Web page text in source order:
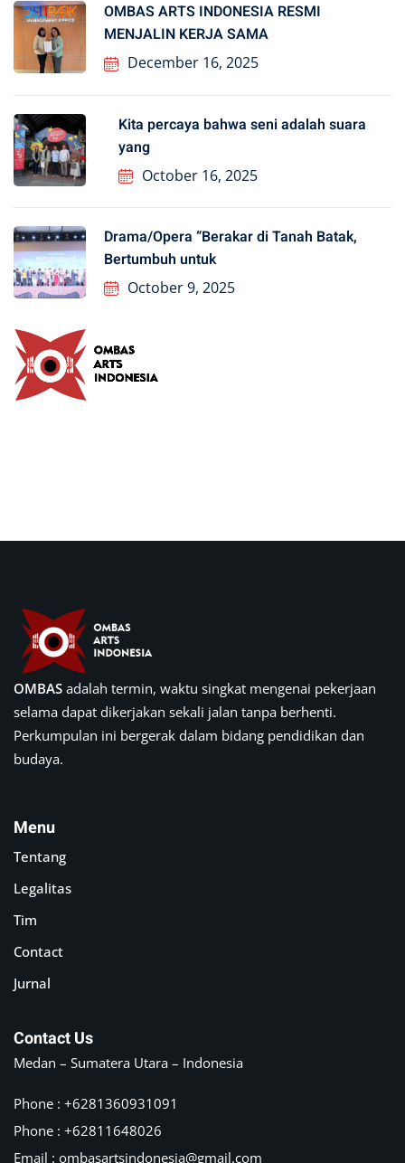
OMBAS ARTS INDONESIA RESMI
MENJALIN KERJA SAMA
December 16, 2025
Kita percaya bahwa seni adalah suara
yang
October 16, 2025
Drama/Opera “Berakar di Tanah Batak,
Bertumbuh untuk
October 9, 2025
OMBAS adalah termin, waktu singkat mengenai pekerjaan
selama dapat dikerjakan sekali jalan tanpa berhenti.
Perkumpulan ini bergerak dalam bidang pendidikan dan
budaya.
Menu
Tentang
Legalitas
Tim
Contact
Jurnal
Contact Us
Medan – Sumatera Utara – Indonesia
Phone : +6281360931091
Phone : +62811648026
Email : ombasartsindonesia@gmail.com